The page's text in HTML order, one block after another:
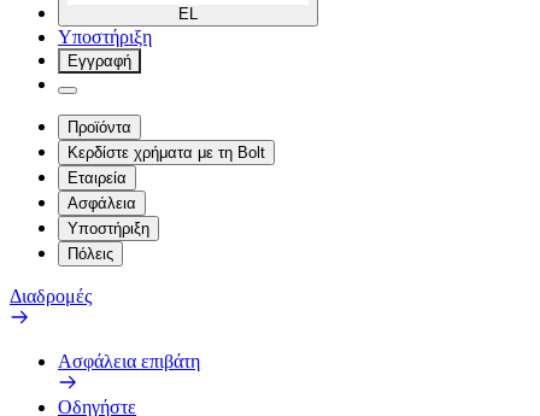
EL
Υποστήριξη
Εγγραφή
Προϊόντα
Κερδίστε χρήματα με τη Bolt
Εταιρεία
Ασφάλεια
Υποστήριξη
Πόλεις
Διαδρομές
Ασφάλεια επιβάτη
Οδηγήστε